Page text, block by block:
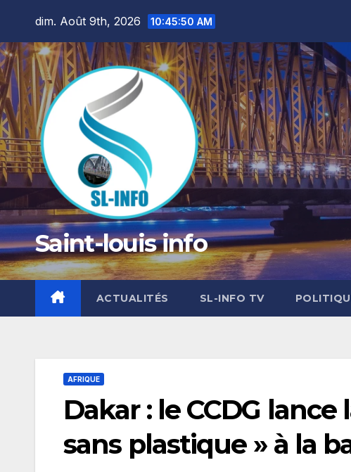
content
dim. Août 9th, 2026 10:45:52 AM
Saint-louis info
ACTUALITÉS SL-INFO TV
AFRIQUE
Dakar : le CCDG
sans plastique » à la